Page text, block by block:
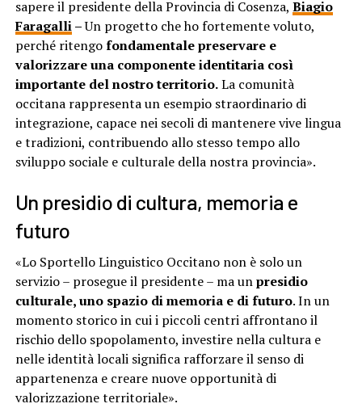
sapere il presidente della Provincia di Cosenza, Biagio
Faragalli–Un progetto che ho fortemente voluto,
perché ritengofondamentale preservare e
valorizzare una componente identitaria così
importante del nostro territorio.La comunità
occitana rappresenta un esempio straordinario di
integrazione, capace nei secoli di mantenere vive lingua
e tradizioni, contribuendo allo stesso tempo allo
sviluppo sociale e culturale della nostra provincia».
Un presidio di cultura, memoria e
futuro
«Lo Sportello Linguistico Occitano non è solo un
servizio – prosegue il presidente – ma unpresidio
culturale, uno spazio di memoria e di futuro. In un
momento storico in cui i piccoli centri affrontano il
rischio dello spopolamento, investire nella cultura e
nelle identità locali significa rafforzare il senso di
appartenenza e creare nuove opportunità di
valorizzazione territoriale».